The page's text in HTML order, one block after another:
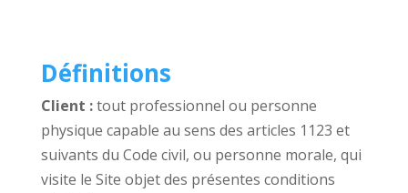
Définitions
Client :tout professionnel ou personne
physique capable au sens des articles 1123 et
suivants du Code civil, ou personne morale, qui
visite le Site objet des présentes conditions